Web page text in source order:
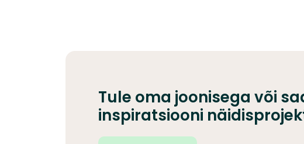
Tule oma joonisega või
inspiratsiooni